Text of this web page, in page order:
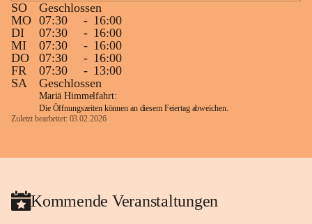
SO
Geschlossen
MO 07:30 - 16:00
DI
07:30 - 16:00
MI
07:30 - 16:00
DO
07:30 - 16:00
FR
07:30 - 13:00
SA
Geschlossen
Mariä Himmelfahrt:
Die Öffnungszeiten können an diesem Feiertag abweichen.
Zuletzt bearbeitet: 03.02.2026
Kommende Veranstaltungen